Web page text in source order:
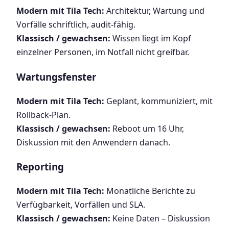
Modern mit Tila Tech: Architektur, Wartung und
Vorfälle schriftlich, audit-fähig.
Klassisch / gewachsen: Wissen liegt im Kopf
einzelner Personen, im Notfall nicht greifbar.
Wartungsfenster
Modern mit Tila Tech: Geplant, kommuniziert, mit
Rollback-Plan.
Klassisch / gewachsen: Reboot um 16 Uhr,
Diskussion mit den Anwendern danach.
Reporting
Modern mit Tila Tech: Monatliche Berichte zu
Verfügbarkeit, Vorfällen und SLA.
Klassisch / gewachsen: Keine Daten – Diskussion